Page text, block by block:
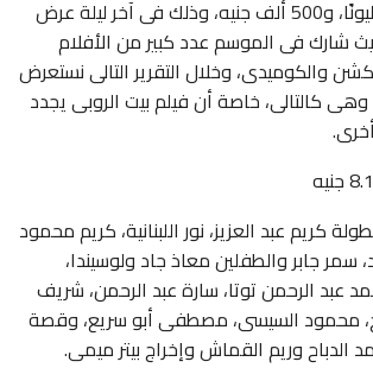
إيرادات بلغت 16 مليونًا، و500 ألف جنيه، وذلك فى آخر ليلة عرض
شارك فى الموسم عدد كبير من الأفلام
والكوميدى، وخلال التقرير التالى نستعرض
وهى كالتالى، خاصة أن فيلم بيت الروبى يجدد
كريم عبد العزيز، نور اللبنانية، كريم محمود
سمر جابر والطفلين معاذ جاد ولوسيندا،
الرحمن توتا، سارة عبد الرحمن، شريف
محمود السيسى، مصطفى أبو سريع، وقصة
الدباح وريم القماش وإخراج بيتر ميمى.